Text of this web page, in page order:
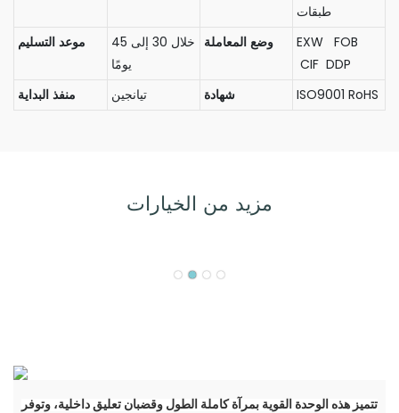
طبقات
موعد التسليم
خلال 30 إلى 45
يومًا
وضع المعاملة
EXW FOB
CIF DDP
منفذ البداية
تيانجين شهادة ISO9001 RoHS
مزيد من الخيارات
تتميز هذه الوحدة القوية بمرآة كاملة الطول وقضبان تعليق داخلية، وتوفر